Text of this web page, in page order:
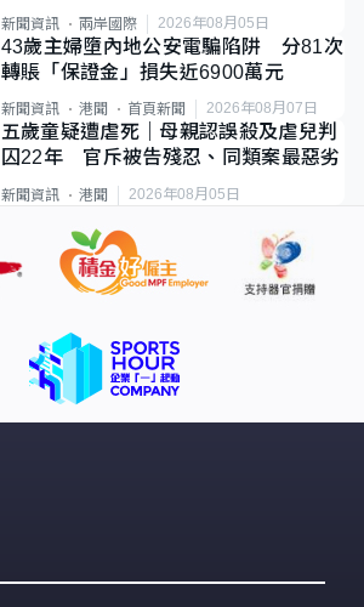
新聞資訊 兩岸國際 2026年08月05日
43歲主婦墮內地公安電騙陷阱 分81次
轉賬「保證金」損失近6900萬元
新聞資訊 港聞 首頁新聞 2026年08月07日
五歲童疑遭虐死｜母親認誤殺及虐兒判
囚22年 官斥被告殘忍、同類案最惡劣
新聞資訊 港聞 2026年08月05日